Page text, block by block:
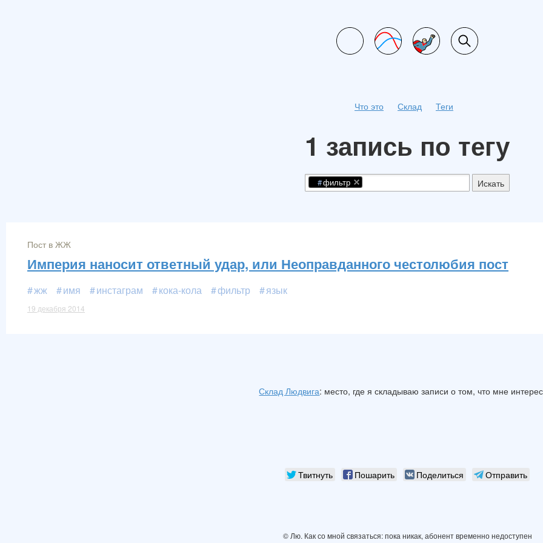
Что это Склад Теги
1 запись по тегу
фильтр Искать
Пост в ЖЖ
Империя наносит ответный удар, или Неоправданного честолюбия пост
жж имя инстаграм кока-кола фильтр язык
19 декабря 2014
Склад Людвига: место, где я складываю записи о том, что мне
Твитнуть Пошарить Поделиться Отправить
© Лю. Как со мной связаться: пока никак, абонент временно недоступен